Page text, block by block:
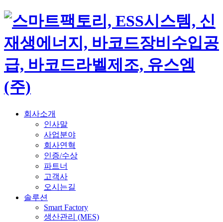
회사소개
인사말
사업분야
회사연혁
인증/수상
파트너
고객사
오시는길
솔루션
Smart Factory
생산관리 (MES)